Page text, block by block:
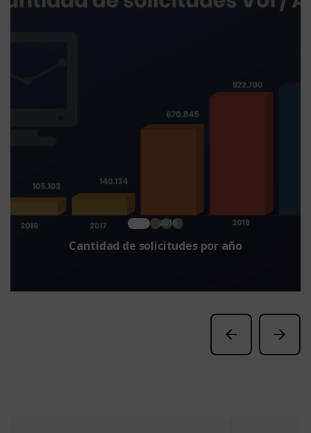
Cantidad de solicitudes por año
arrow_back arrow_forward